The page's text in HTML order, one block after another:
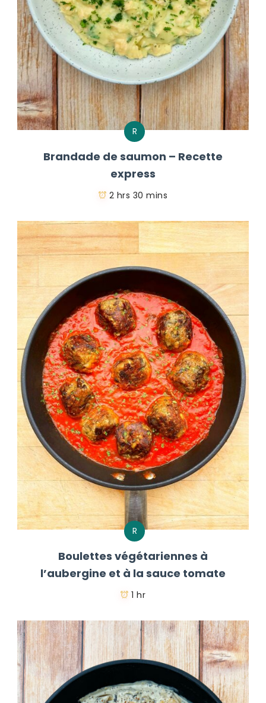
R
Brandade de saumon – Recette
express
2 hrs 30 mins
R
Boulettes végétariennes à
l’aubergine et à la sauce tomate
1 hr